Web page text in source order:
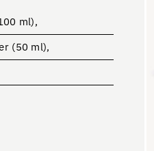
ml),
(50 ml),